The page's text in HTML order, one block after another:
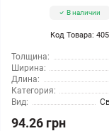
В наличии
Код Товара: 405
Толщина:
Ширина:
Длина:
Категория:
Вид:
94.26 грн